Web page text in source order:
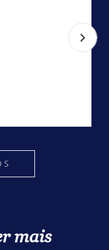
mais